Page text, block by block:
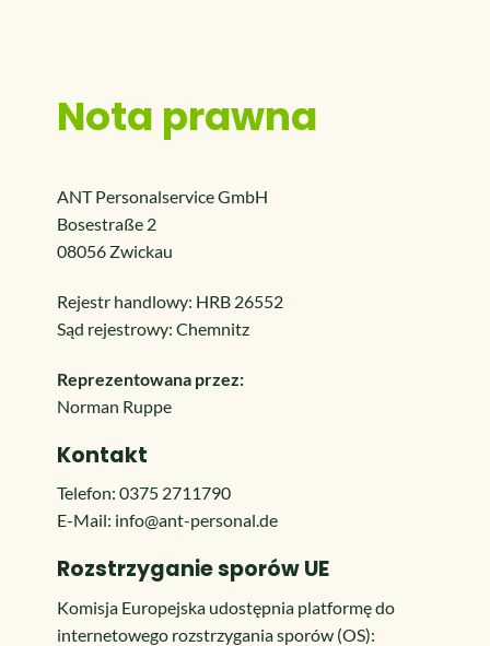
Nota prawna
ANT Personalservice GmbH
Bosestraße 2
08056 Zwickau
Rejestr handlowy: HRB 26552
Sąd rejestrowy: Chemnitz
Reprezentowana przez:
Norman Ruppe
Kontakt
Telefon: 0375 2711790
E-Mail: info@ant-personal.de
Rozstrzyganie sporów UE
Komisja Europejska udostępnia platformę do
internetowego rozstrzygania sporów (OS):